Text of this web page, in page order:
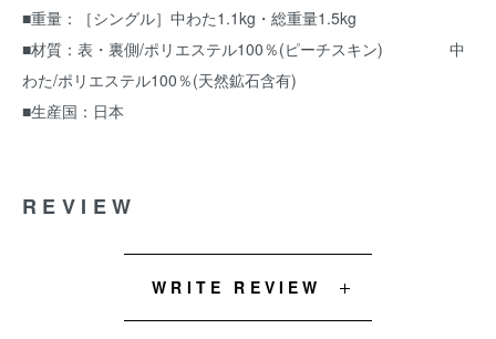
■重量：［シングル］中わた1.1kg・総重量1.5kg
■材質：表・裏側/ポリエステル100％(ピーチスキン) 中
わた/ポリエステル100％(天然鉱石含有)
■生産国：日本
REVIEW
WRITE REVIEW